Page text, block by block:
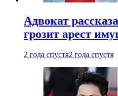
Адвокат
грозит арест
2 года спустя2 года спустя